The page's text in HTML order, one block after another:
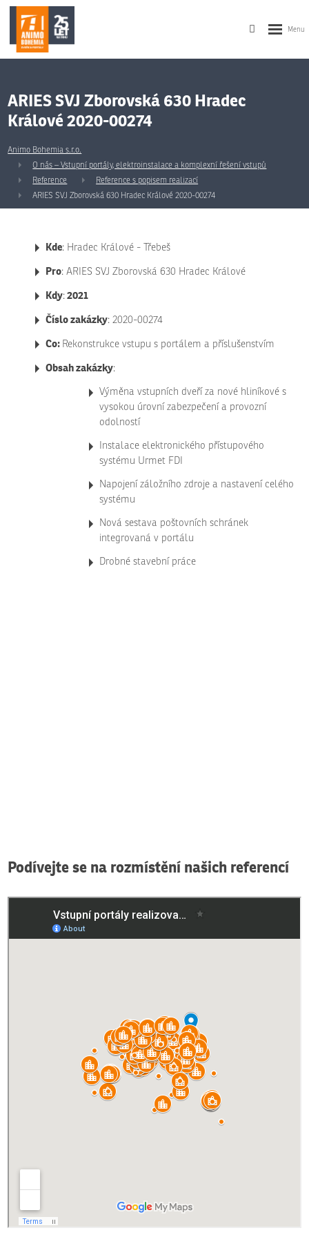
ARIES SVJ Zborovská 630 Hradec
Králové 2020-00274
Animo Bohemia s.r.o.
O nás – Vstupní portály, elektroinstalace a komplexní řešení vstupů
Reference
Reference s popisem realizací
ARIES SVJ Zborovská 630 Hradec Králové 2020-00274
Kde: Hradec Králové - Třebeš
Pro: ARIES SVJ Zborovská 630 Hradec Králové
Kdy:2021
Číslo zakázky: 2020-00274
Co: Rekonstrukce vstupu s portálem a příslušenstvím
Obsah zakázky:
Výměna vstupních dveří za nové hliníkové s
vysokou úrovní zabezpečení a provozní
odolností
Instalace elektronického přístupového
systému Urmet FDI
Napojení záložního zdroje a nastavení celého
systému
Nová sestava poštovních schránek
integrovaná v portálu
Drobné stavební práce
Podívejte se na rozmístění našich referencí